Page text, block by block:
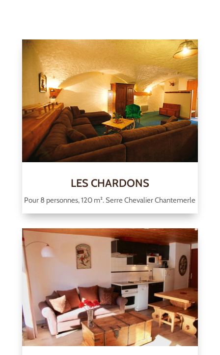
LES CHARDONS
Pour 8 personnes, 120 m². Serre Chevalier Chantemerle